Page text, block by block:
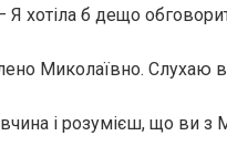
Я хотіла б дещо
Миколаївно. Слухаю
і розумієш, що ви